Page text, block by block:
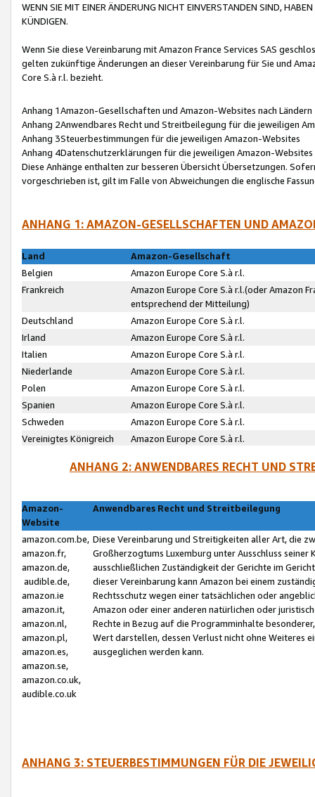
WENN SIE MIT EINER ÄNDERUNG NICHT EINVERSTANDEN SIND,
KÜNDIGEN.
Wenn Sie diese Vereinbarung mit Amazon France Services SAS
gelten zukünftige Änderungen an dieser Vereinbarung für Sie und
Core S.à r.l. bezieht.
Anhang 1Amazon-Gesellschaften und Amazon-Websites nach Ländern
Anhang 2Anwendbares Recht und Streitbeilegung für die jeweiligen
Anhang 3Steuerbestimmungen für die jeweiligen Amazon-Websites
Anhang 4Datenschutzerklärungen für die jeweiligen Amazon-Websites
Diese Anhänge enthalten zur besseren Übersicht Übersetzungen.
vorgeschrieben ist, gilt im Falle von Abweichungen die englische
ANHANG 1: AMAZON-GESELLSCHAFTEN UND
Land
Amazon-Gesellschaft
Belgien
Amazon Europe Core S.à r.l.
Frankreich
Amazon Europe Core S.à r.l.(oder Amazon
entsprechend der Mitteilung)
Deutschland
Amazon Europe Core S.à r.l.
Irland
Amazon Europe Core S.à r.l.
Italien
Amazon Europe Core S.à r.l.
Niederlande
Amazon Europe Core S.à r.l.
Polen
Amazon Europe Core S.à r.l.
Spanien
Amazon Europe Core S.à r.l.
Schweden
Amazon Europe Core S.à r.l.
Vereinigtes Königreich
Amazon Europe Core S.à r.l.
ANHANG 2: ANWENDBARES RECHT UND
Amazon-
Website
Anwendbares Recht und Streitbeilegung
amazon.com.be,
amazon.fr,
amazon.de,
audible.de,
amazon.ie
amazon.it,
amazon.nl,
amazon.pl,
amazon.es,
amazon.se,
amazon.co.uk,
audible.co.uk
Diese Vereinbarung und Streitigkeiten aller Art, die
Großherzogtums Luxemburg unter Ausschluss
ausschließlichen Zuständigkeit der Gerichte im
dieser Vereinbarung kann Amazon bei einem
Rechtsschutz wegen einer tatsächlichen oder
Amazon oder einer anderen natürlichen oder
Rechte in Bezug auf die Programminhalte
Wert darstellen, dessen Verlust nicht ohne Weiteres
ausgeglichen werden kann.
ANHANG 3: STEUERBESTIMMUNGEN FÜR DIE